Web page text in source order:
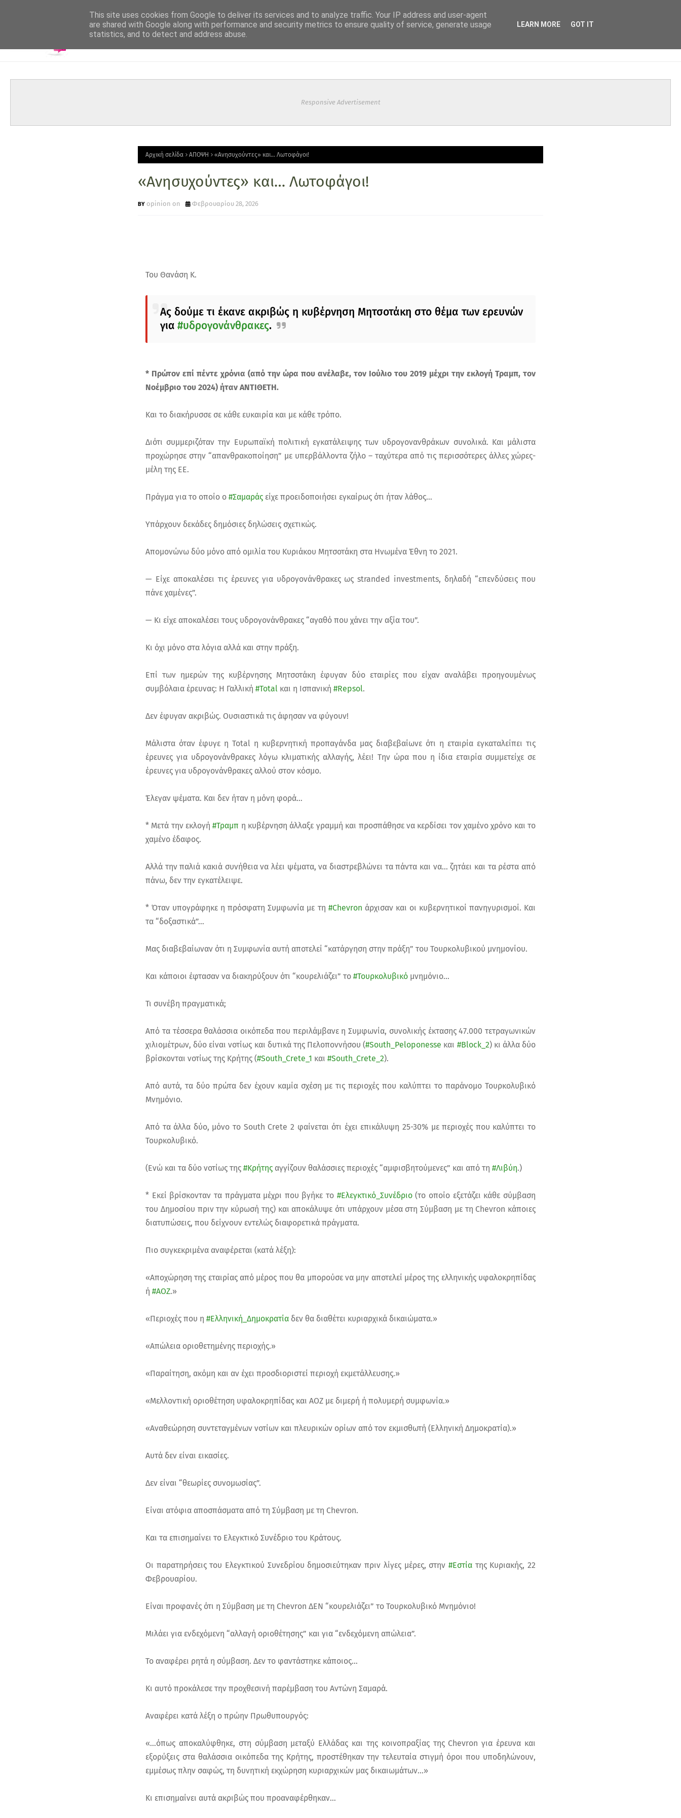
Responsive Advertisement
Αρχική σελίδα ΑΠΟΨΗ «Ανησυχούντες» και… Λωτοφάγοι!
«Ανησυχούντες» και… Λωτοφάγοι!
opinion on Φεβρουαρίου 28, 2026
Του Θανάση Κ.
Ας δούμε τι έκανε ακριβώς η κυβέρνηση Μητσοτάκη στο θέμα των ερευνών
για #υδρογονάνθρακες.
* Πρώτον επί πέντε χρόνια (από την ώρα που ανέλαβε, τον Ιούλιο του 2019 μέχρι την εκλογή Τραμπ, τον
Νοέμβριο του 2024) ήταν ΑΝΤΙΘΕΤΗ.
Και το διακήρυσσε σε κάθε ευκαιρία και με κάθε τρόπο.
Διότι συμμεριζόταν την Ευρωπαϊκή πολιτική εγκατάλειψης των υδρογονανθράκων συνολικά. Και μάλιστα
προχώρησε στην “απανθρακοποίηση” με υπερβάλλοντα ζήλο – ταχύτερα από τις περισσότερες άλλες χώρες-
μέλη της ΕΕ.
Πράγμα για το οποίο ο #Σαμαράς είχε προειδοποιήσει εγκαίρως ότι ήταν λάθος…
Υπάρχουν δεκάδες δημόσιες δηλώσεις σχετικώς.
Απομονώνω δύο μόνο από ομιλία του Κυριάκου Μητσοτάκη στα Ηνωμένα Έθνη το 2021.
— Είχε αποκαλέσει τις έρευνες για υδρογονάνθρακες ως stranded investments, δηλαδή “επενδύσεις που
πάνε χαμένες”.
— Κι είχε αποκαλέσει τους υδρογονάνθρακες “αγαθό που χάνει την αξία του”.
Κι όχι μόνο στα λόγια αλλά και στην πράξη.
Επί των ημερών της κυβέρνησης Μητσοτάκη έφυγαν δύο εταιρίες που είχαν αναλάβει προηγουμένως
συμβόλαια έρευνας: Η Γαλλική #Total και η Ισπανική #Repsol.
Δεν έφυγαν ακριβώς. Ουσιαστικά τις άφησαν να φύγουν!
Μάλιστα όταν έφυγε η Total η κυβερνητική προπαγάνδα μας διαβεβαίωνε ότι η εταιρία εγκαταλείπει τις
έρευνες για υδρογονάνθρακες λόγω κλιματικής αλλαγής, λέει! Την ώρα που η ίδια εταιρία συμμετείχε σε
έρευνες για υδρογονάνθρακες αλλού στον κόσμο.
Έλεγαν ψέματα. Και δεν ήταν η μόνη φορά…
* Μετά την εκλογή#Τραμπ η κυβέρνηση άλλαξε γραμμή και προσπάθησε να κερδίσει τον χαμένο χρόνο και το
χαμένο έδαφος.
Αλλά την παλιά κακιά συνήθεια να λέει ψέματα, να διαστρεβλώνει τα πάντα και να… ζητάει και τα ρέστα από
πάνω, δεν την εγκατέλειψε.
* Όταν υπογράφηκε η πρόσφατη Συμφωνία με τη #Chevron άρχισαν και οι κυβερνητικοί πανηγυρισμοί. Και
τα “δοξαστικά”…
Μας διαβεβαίωναν ότι η Συμφωνία αυτή αποτελεί “κατάργηση στην πράξη” του Τουρκολυβικού μνημονίου.
Και κάποιοι έφτασαν να διακηρύξουν ότι “κουρελιάζει” το #Τουρκολυβικό μνημόνιο…
Τι συνέβη πραγματικά;
Από τα τέσσερα θαλάσσια οικόπεδα που περιλάμβανε η Συμφωνία, συνολικής έκτασης 47.000 τετραγωνικών
χιλιομέτρων, δύο είναι νοτίως και δυτικά της Πελοποννήσου (#South_Peloponesse και #Block_2) κι άλλα δύο
βρίσκονται νοτίως της Κρήτης (#South_Crete_1 και #South_Crete_2).
Από αυτά, τα δύο πρώτα δεν έχουν καμία σχέση με τις περιοχές που καλύπτει το παράνομο Τουρκολυβικό
Μνημόνιο.
Από τα άλλα δύο, μόνο το South Crete 2 φαίνεται ότι έχει επικάλυψη 25-30% με περιοχές που καλύπτει το
Τουρκολυβικό.
(Ενώ και τα δύο νοτίως της #Κρήτης αγγίζουν θαλάσσιες περιοχές “αμφισβητούμενες” και από τη #Λιβύη.)
* Εκεί βρίσκονταν τα πράγματα μέχρι που βγήκε το #Ελεγκτικό_Συνέδριο(το οποίο εξετάζει κάθε σύμβαση
του Δημοσίου πριν την κύρωσή της) και αποκάλυψε ότι υπάρχουν μέσα στη Σύμβαση με τη Chevron κάποιες
διατυπώσεις, που δείχνουν εντελώς διαφορετικά πράγματα.
Πιο συγκεκριμένα αναφέρεται (κατά λέξη):
«Αποχώρηση της εταιρίας από μέρος που θα μπορούσε να μην αποτελεί μέρος της ελληνικής υφαλοκρηπίδας
ή #ΑΟΖ.»
«Περιοχές που η #Ελληνική_Δημοκρατία δεν θα διαθέτει κυριαρχικά δικαιώματα.»
«Απώλεια οριοθετημένης περιοχής.»
«Παραίτηση, ακόμη και αν έχει προσδιοριστεί περιοχή εκμετάλλευσης.»
«Μελλοντική οριοθέτηση υφαλοκρηπίδας και ΑΟΖ με διμερή ή πολυμερή συμφωνία.»
«Αναθεώρηση συντεταγμένων νοτίων και πλευρικών ορίων από τον εκμισθωτή (Ελληνική Δημοκρατία).»
Αυτά δεν είναι εικασίες.
Δεν είναι “θεωρίες συνομωσίας”.
Είναι ατόφια αποσπάσματα από τη Σύμβαση με τη Chevron.
Και τα επισημαίνει το Ελεγκτικό Συνέδριο του Κράτους.
Οι παρατηρήσεις του Ελεγκτικού Συνεδρίου δημοσιεύτηκαν πριν λίγες μέρες, στην #Εστίατης Κυριακής, 22
Φεβρουαρίου.
Είναι προφανές ότι η Σύμβαση με τη Chevron ΔΕΝ “κουρελιάζει” το Τουρκολυβικό Μνημόνιο!
Μιλάει για ενδεχόμενη “αλλαγή οριοθέτησης” και για “ενδεχόμενη απώλεια”.
Το αναφέρει ρητά η σύμβαση. Δεν το φαντάστηκε κάποιος…
Κι αυτό προκάλεσε την προχθεσινή παρέμβαση του Αντώνη Σαμαρά.
Αναφέρει κατά λέξη ο πρώην Πρωθυπουργός:
«…όπως αποκαλύφθηκε, στη σύμβαση μεταξύ Ελλάδας και της κοινοπραξίας της Chevron για έρευνα και
εξορύξεις στα θαλάσσια οικόπεδα της Κρήτης, προστέθηκαν την τελευταία στιγμή όροι που υποδηλώνουν,
εμμέσως πλην σαφώς, τη δυνητική εκχώρηση κυριαρχικών μας δικαιωμάτων…»
Κι επισημαίνει αυτά ακριβώς που προαναφέρθηκαν…
This site uses cookies from Google to deliver its services and to analyze traffic. Your IP address and user-agent
are shared with Google along with performance and security metrics to ensure quality of service, generate usage
statistics, and to detect and address abuse.
LEARN MORE GOT IT